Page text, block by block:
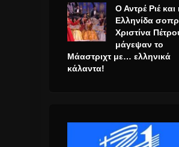
Ο Αντρέ Ριέ και
Ελληνίδα
Χριστίνα
μάγεψαν το
Μάαστριχτ με… ελληνικά
κάλαντα!